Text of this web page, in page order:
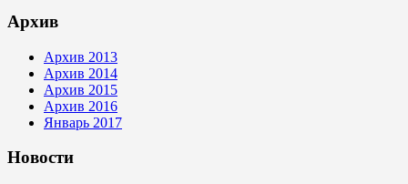
Архив
Архив 2013
Архив 2014
Архив 2015
Архив 2016
Январь 2017
Новости